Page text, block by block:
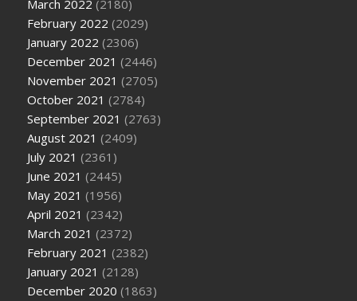
March 2022 (2180)
February 2022 (2029)
January 2022 (2306)
December 2021 (2446)
November 2021 (2705)
October 2021 (2784)
September 2021 (2763)
August 2021 (2409)
July 2021 (2361)
June 2021 (2445)
May 2021 (1956)
April 2021 (2342)
March 2021 (2372)
February 2021 (2382)
January 2021 (2128)
December 2020 (1863)